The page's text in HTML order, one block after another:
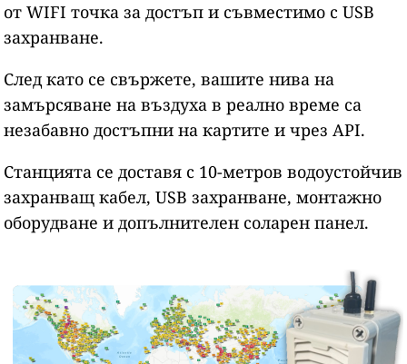
от WIFI точка за достъп и съвместимо с USB
захранване.
След като се свържете, вашите нива на
замърсяване на въздуха в реално време са
незабавно достъпни на картите и чрез API.
Станцията се доставя с 10-метров водоустойчив
захранващ кабел, USB захранване, монтажно
оборудване и допълнителен соларен панел.